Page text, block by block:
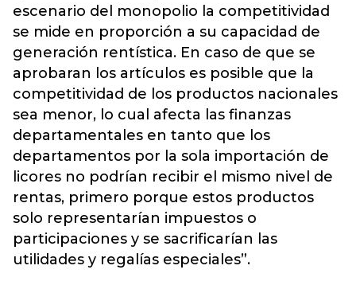
escenario del monopolio la competitividad
se mide en proporción a su capacidad de
generación rentística. En caso de que se
aprobaran los artículos es posible que la
competitividad de los productos nacionales
sea menor, lo cual afecta las finanzas
departamentales en tanto que los
departamentos por la sola importación de
licores no podrían recibir el mismo nivel de
rentas, primero porque estos productos
solo representarían impuestos o
participaciones y se sacrificarían las
utilidades y regalías especiales”.